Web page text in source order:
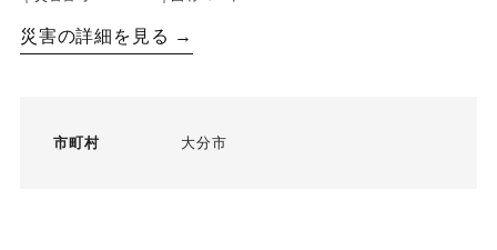
災害の詳細を見る →
市町村 大分市